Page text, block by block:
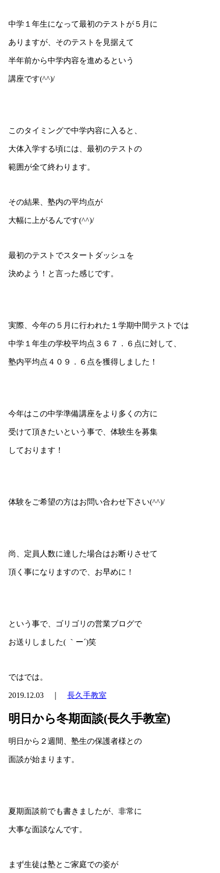
中学１年生になって最初のテストが５月に
ありますが、そのテストを見据えて
半年前から中学内容を進めるという
講座です(^^)/
このタイミングで中学内容に入ると、
大体入学する頃には、最初のテストの
範囲が全て終わります。
その結果、塾内の平均点が
大幅に上がるんです(^^)/
最初のテストでスタートダッシュを
決めよう！と言った感じです。
実際、今年の５月に行われた１学期中間テストでは
中学１年生の学校平均点３６７．６点に対して、
塾内平均点４０９．６点を獲得しました！
今年はこの中学準備講座をより多くの方に
受けて頂きたいという事で、体験生を募集
しております！
体験をご希望の方はお問い合わせ下さい(^^)/
尚、定員人数に達した場合はお断りさせて
頂く事になりますので、お早めに！
という事で、ゴリゴリの営業ブログで
お送りしました( ｀ー´)笑
ではでは。
2019.12.03 ｜ 長久手教室
明日から冬期面談(長久手教室)
明日から２週間、塾生の保護者様との
面談が始まります。
夏期面談前でも書きましたが、非常に
大事な面談なんです。
まず生徒は塾とご家庭での姿が